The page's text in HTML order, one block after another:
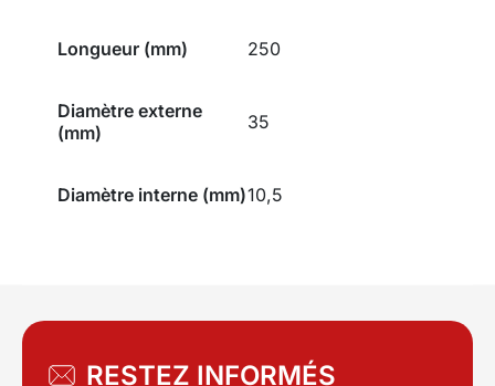
Longueur (mm) 250
Diamètre externe
(mm)
35
Diamètre interne (mm)10,5
RESTEZ INFORMÉS